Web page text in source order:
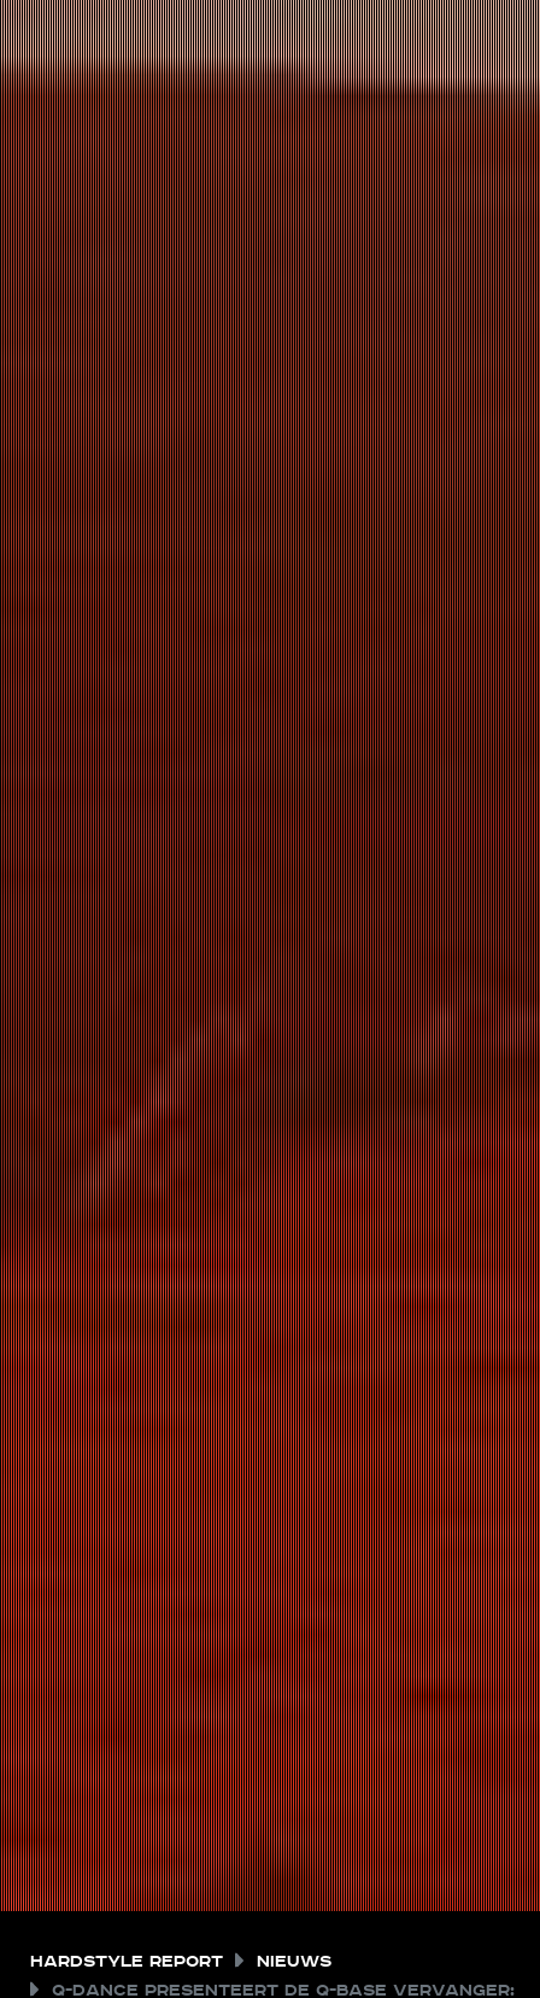
Hardstyle Report
Nieuws
Q-dance presenteert de Q-BASE vervanger: